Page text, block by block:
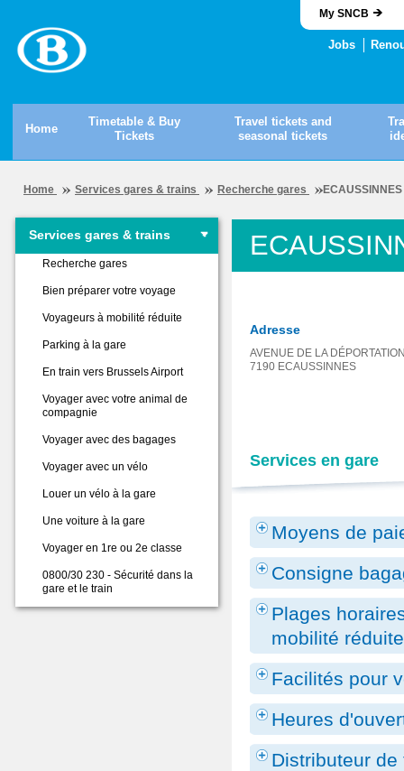
My SNCB
Jobs
Home
Timetable & Buy
Tickets
Travel tickets and
seasonal tickets
Home Services gares & trains Recherche gares ECAUSSINNES
Services gares & trains
Recherche gares
Bien préparer votre voyage
Voyageurs à mobilité réduite
Parking à la gare
En train vers Brussels Airport
Voyager avec votre animal de
compagnie
Voyager avec des bagages
Voyager avec un vélo
Louer un vélo à la gare
Une voiture à la gare
Voyager en 1re ou 2e classe
0800/30 230 - Sécurité dans la
gare et le train
Adresse
AVENUE DE LA
7190 ECAUSSINNES
Services en gare
Moyens de
Consigne
Plages
mobilité
Facilités pour
Heures
Distributeur